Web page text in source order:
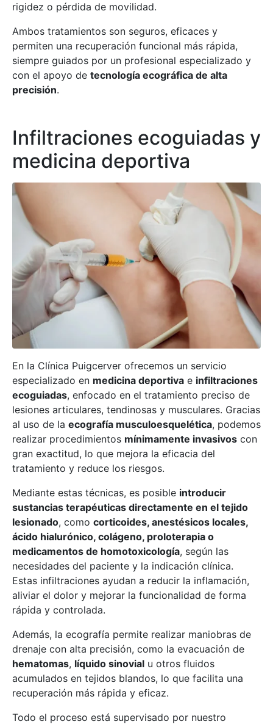
rigidez o pérdida de movilidad.
Ambos tratamientos son seguros, eficaces y
permiten una recuperación funcional más rápida,
siempre guiados por un profesional especializado y
con el apoyo de tecnología ecográfica de alta
precisión.
Infiltraciones ecoguiadas y
medicina deportiva
En la Clínica Puigcerver ofrecemos un servicio
especializado en medicina deportiva e infiltraciones
ecoguiadas, enfocado en el tratamiento preciso de
lesiones articulares, tendinosas y musculares. Gracias
al uso de la ecografía musculoesquelética, podemos
realizar procedimientos mínimamente invasivos con
gran exactitud, lo que mejora la eficacia del
tratamiento y reduce los riesgos.
Mediante estas técnicas, es posible introducir
sustancias terapéuticas directamente en el tejido
lesionado, como corticoides, anestésicos locales,
ácido hialurónico, colágeno, proloterapia o
medicamentos de homotoxicología, según las
necesidades del paciente y la indicación clínica.
Estas infiltraciones ayudan a reducir la inflamación,
aliviar el dolor y mejorar la funcionalidad de forma
rápida y controlada.
Además, la ecografía permite realizar maniobras de
drenaje con alta precisión, como la evacuación de
hematomas, líquido sinovial u otros fluidos
acumulados en tejidos blandos, lo que facilita una
recuperación más rápida y eficaz.
Todo el proceso está supervisado por nuestro